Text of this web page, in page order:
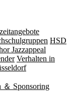
HSD
Jazzappeal
Verhalten in
＆ Sponsoring